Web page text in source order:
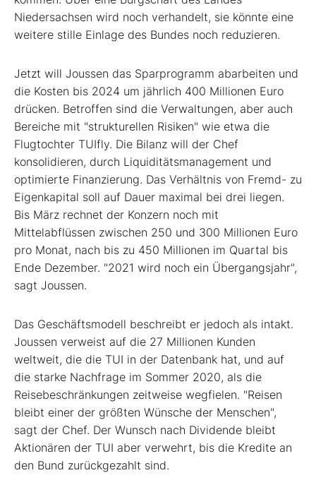
Niedersachsen wird noch verhandelt, sie könnte eine
weitere stille Einlage des Bundes noch reduzieren.
Jetzt will Joussen das Sparprogramm abarbeiten und
die Kosten bis 2024 um jährlich 400 Millionen Euro
drücken. Betroffen sind die Verwaltungen, aber auch
Bereiche mit "strukturellen Risiken" wie etwa die
Flugtochter TUIfly. Die Bilanz will der Chef
konsolidieren, durch Liquiditätsmanagement und
optimierte Finanzierung. Das Verhältnis von Fremd- zu
Eigenkapital soll auf Dauer maximal bei drei liegen.
Bis März rechnet der Konzern noch mit
Mittelabflüssen zwischen 250 und 300 Millionen Euro
pro Monat, nach bis zu 450 Millionen im Quartal bis
Ende Dezember. "2021 wird noch ein Übergangsjahr",
sagt Joussen.
Das Geschäftsmodell beschreibt er jedoch als intakt.
Joussen verweist auf die 27 Millionen Kunden
weltweit, die die TUI in der Datenbank hat, und auf
die starke Nachfrage im Sommer 2020, als die
Reisebeschränkungen zeitweise wegfielen. "Reisen
bleibt einer der größten Wünsche der Menschen",
sagt der Chef. Der Wunsch nach Dividende bleibt
Aktionären der TUI aber verwehrt, bis die Kredite an
den Bund zurückgezahlt sind.